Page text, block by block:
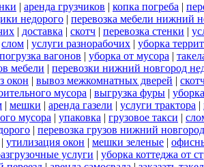
| аренда грузчиков | копка погреба |
недорого | перевозка мебели нижний
| доставка | скотч | перевозка стенки |
слом | услуги разнорабочих | уборка
погрузка вагонов | уборка от мусора |
мебели | перевозки нижний новгород
окон | вывоз межкомнатных дверей |
мусора | выгрузка фуры |
| мешки | аренда газели | услуги трактора |
мусора | упаковка | грузовое такси |
| перевозка грузов нижний новгород
| утилизация окон | мешки зеленые |
услуги | уборка коттеджа от